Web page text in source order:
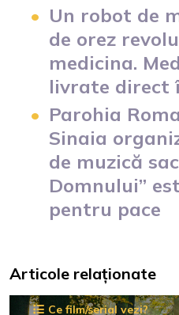
Un robot de
de orez
medicina.
livrate direct
Parohia
Sinaia
de muzică
Domnului”
pentru pace
Articole relaționate
Ce film/serial vezi?